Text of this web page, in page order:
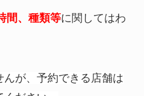
間、種類等に関してはわ
が、予約できる店舗は